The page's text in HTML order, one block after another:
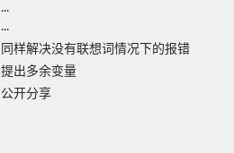
...
...
同样解决没有联想词情况下的报错
提出多余变量
公开分享